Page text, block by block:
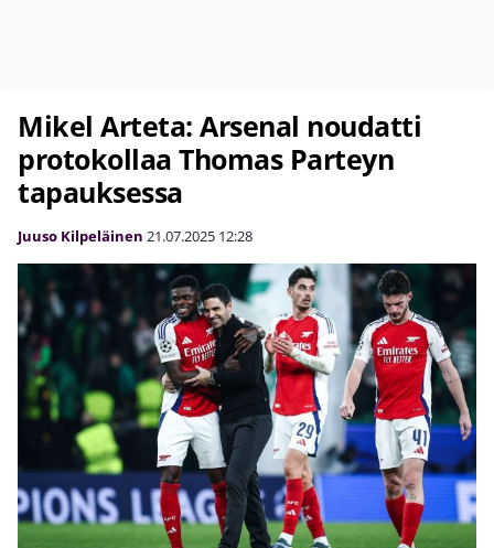
Mikel Arteta: Arsenal noudatti
protokollaa Thomas Parteyn
tapauksessa
Juuso Kilpeläinen 21.07.2025 12:28